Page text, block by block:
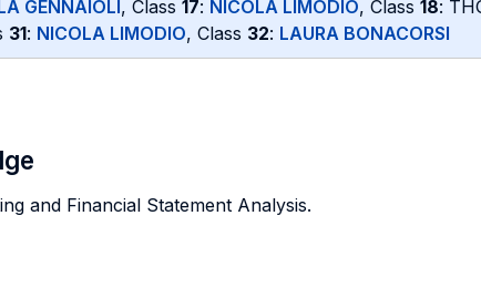
GENNAIOLI, Class 17: NICOLA LIMODIO, Class 18:
31: NICOLA LIMODIO, Class 32: LAURA BONACORSI
and Financial Statement Analysis.